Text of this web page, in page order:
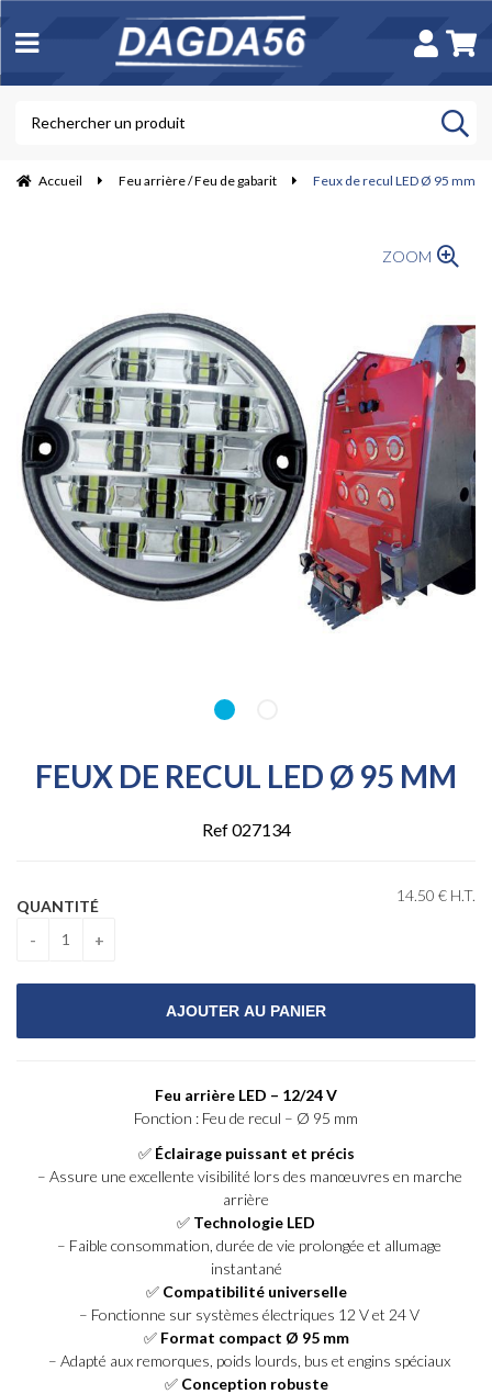
Accueil Feu arrière / Feu de gabarit Feux de recul LED Ø 95 mm
ZOOM
FEUX DE RECUL LED Ø 95 MM
Ref 027134
14.50 € H.T.
QUANTITÉ
Feu arrière LED – 12/24 V
Fonction : Feu de recul – Ø 95 mm
✅ Éclairage puissant et précis
– Assure une excellente visibilité lors des manœuvres en marche
arrière
✅ Technologie LED
– Faible consommation, durée de vie prolongée et allumage
instantané
✅ Compatibilité universelle
– Fonctionne sur systèmes électriques 12 V et 24 V
✅ Format compact Ø 95 mm
– Adapté aux remorques, poids lourds, bus et engins spéciaux
✅ Conception robuste